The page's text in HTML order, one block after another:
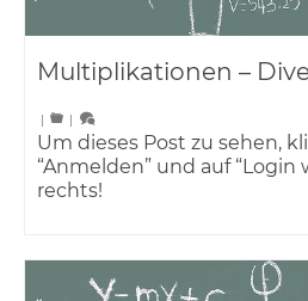
Multiplikationen –
| |
Um dieses Post zu sehen,
“Anmelden” und auf “Login
rechts!